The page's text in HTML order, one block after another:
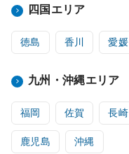
四国エリア
徳島 香川 愛媛
九州・沖縄エリア
福岡 佐賀 長崎
鹿児島 沖縄